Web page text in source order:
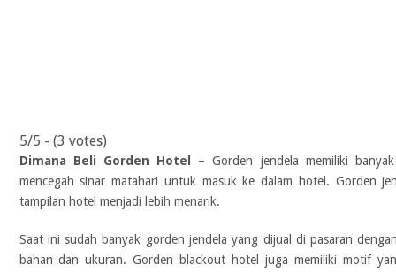
5/5 - (3 votes)
Dimana Beli Gorden Hotel
– Gorden jendela memiliki
mencegah sinar matahari untuk masuk ke dalam hotel. Gorden
tampilan hotel menjadi lebih menarik.
Saat ini sudah banyak gorden jendela yang dijual di pasaran
bahan dan ukuran. Gorden blackout hotel juga memiliki motif